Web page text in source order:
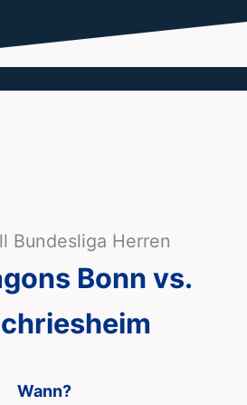
Bundesliga Herren
Bonn vs.
Wann?